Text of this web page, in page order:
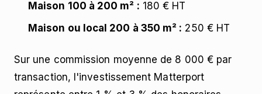
Maison 100 à 200 m² : 180 € HT
Maison ou local 200 à 350 m² : 250 € HT
Sur une commission moyenne de 8 000 € par
transaction, l'investissement Matterport